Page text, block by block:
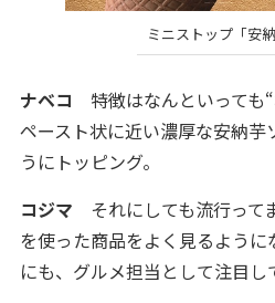
ミニストップ「安
ナベコ 特徴はなんといっても
ペースト状に近い濃厚な安納芋
うにトッピング。
コジマ それにしても流行って
を使った商品をよく見るように
にも、グルメ担当として注目し